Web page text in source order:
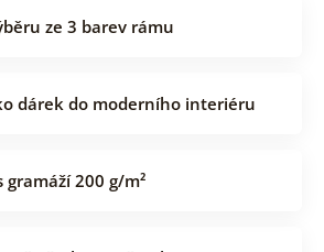
ze 3 barev rámu
dárek do moderního interiéru
gramáží 200 g/m²